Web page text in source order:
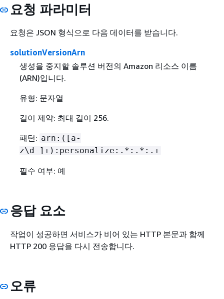
요청 파라미터
요청은 JSON 형식으로 다음 데이터를 받습니다.
solutionVersionArn
생성을 중지할 솔루션 버전의 Amazon 리소스 이름
(ARN)입니다.
유형: 문자열
길이 제약: 최대 길이 256.
패턴: arn:([a-
z\d-]+):personalize:.*:.*:.+
필수 여부: 예
응답 요소
작업이 성공하면 서비스가 비어 있는 HTTP 본문과 함께
HTTP 200 응답을 다시 전송합니다.
오류